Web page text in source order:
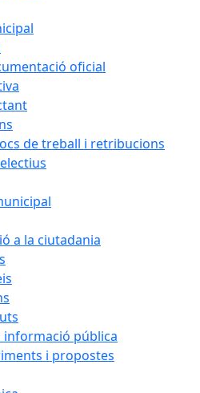
oficial
de treball i retribucions
a la ciutadania
informació pública
i propostes